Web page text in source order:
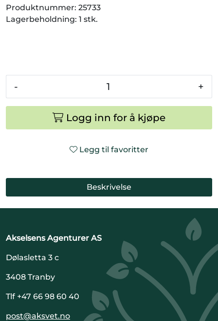
Produktnummer: 25733
Lagerbeholdning: 1 stk.
- +
Logg inn for å kjøpe
Legg til favoritter
Beskrivelse
Akselsens Agenturer AS
Dølasletta 3 c
3408 Tranby
Tlf +47 66 98 60 40
post@aksvet.no
Tilbudsvarer